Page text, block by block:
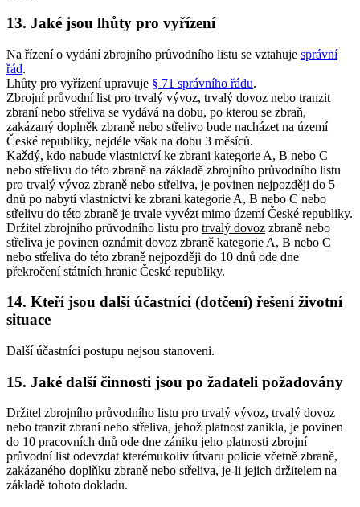
13. Jaké jsou lhůty pro vyřízení
Na řízení o vydání zbrojního průvodního listu se vztahuje správní
řád.
Lhůty pro vyřízení upravuje § 71 správního řádu.
Zbrojní průvodní list pro trvalý vývoz, trvalý dovoz nebo tranzit
zbraní nebo střeliva se vydává na dobu, po kterou se zbraň,
zakázaný doplněk zbraně nebo střelivo bude nacházet na území
České republiky, nejdéle však na dobu 3 měsíců.
Každý, kdo nabude vlastnictví ke zbrani kategorie A, B nebo C
nebo střelivu do této zbraně na základě zbrojního průvodního listu
pro trvalý vývoz zbraně nebo střeliva, je povinen nejpozději do 5
dnů po nabytí vlastnictví ke zbrani kategorie A, B nebo C nebo
střelivu do této zbraně je trvale vyvézt mimo území České republiky.
Držitel zbrojního průvodního listu pro trvalý dovoz zbraně nebo
střeliva je povinen oznámit dovoz zbraně kategorie A, B nebo C
nebo střeliva do této zbraně nejpozději do 10 dnů ode dne
překročení státních hranic České republiky.
14. Kteří jsou další účastníci (dotčení) řešení životní
situace
Další účastníci postupu nejsou stanoveni.
15. Jaké další činnosti jsou po žadateli požadovány
Držitel zbrojního průvodního listu pro trvalý vývoz, trvalý dovoz
nebo tranzit zbraní nebo střeliva, jehož platnost zanikla, je povinen
do 10 pracovních dnů ode dne zániku jeho platnosti zbrojní
průvodní list odevzdat kterémukoliv útvaru policie včetně zbraně,
zakázaného doplňku zbraně nebo střeliva, je-li jejich držitelem na
základě tohoto dokladu.